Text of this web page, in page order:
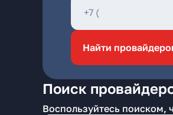
Найти
Поиск
Воспользуйтесь поиском,